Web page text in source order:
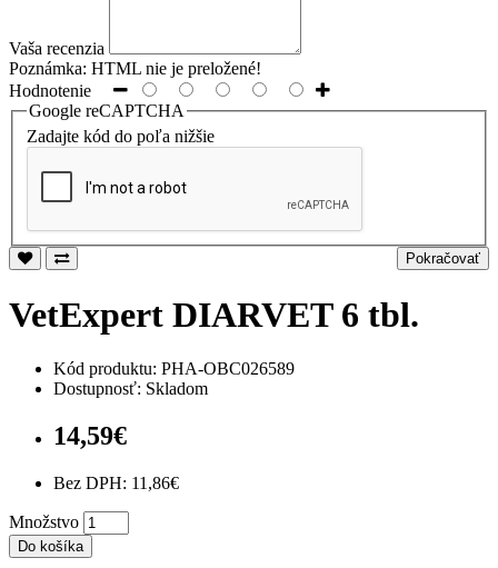
Vaša recenzia
Poznámka: HTML nie je preložené!
Hodnotenie
Google reCAPTCHA
Zadajte kód do poľa nižšie
Pokračovať
VetExpert DIARVET 6 tbl.
Kód produktu: PHA-OBC026589
Dostupnosť: Skladom
14,59€
Bez DPH: 11,86€
Množstvo
Do košíka